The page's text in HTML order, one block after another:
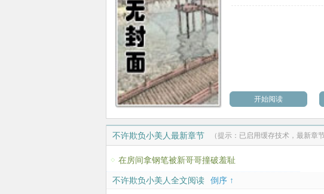
开始阅读
不许欺负小美人最新章节 （提示：已启用缓存技术，最新章
在房间拿钢笔被新哥哥撞破羞耻
不许欺负小美人全文阅读 倒序 ↑